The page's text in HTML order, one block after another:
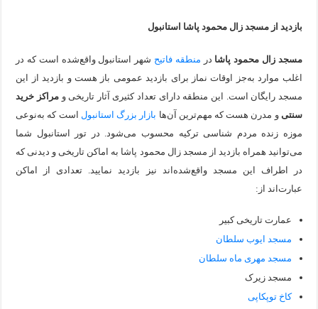
بازدید از مسجد زال محمود پاشا استانبول
مسجد زال محمود پاشا در منطقه فاتیح شهر استانبول واقع‌شده است که در
اغلب موارد به‌جز اوقات نماز برای بازدید عمومی باز هست و بازدید از این
مسجد رایگان است. این منطقه دارای تعداد کثیری آثار تاریخی ومراکز خرید
سنتی و مدرن هست که مهم‌ترین آن‌ها بازار بزرگ استانبول است که به‌نوعی
موزه زنده مردم شناسی ترکیه محسوب می‌شود. در تور استانبول شما
می‌توانید همراه بازدید از مسجد زال محمود پاشا به اماکن تاریخی و دیدنی که
در اطراف این مسجد واقع‌شده‌اند نیز بازدید نمایید. تعدادی از اماکن
عبارت‌اند از:
عمارت تاریخی کبیر
مسجد ایوب سلطان
مسجد مهری ماه سلطان
مسجد زیرک
کاخ توپکاپی